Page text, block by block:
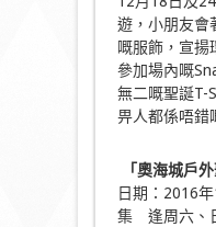
遊，小朋友會
嘅服飾，宣揚
參加場內嘅
無二嘅聖誕T-
畀人都係唔錯
「奧海城戶外
日期：2016
集 逢周六、